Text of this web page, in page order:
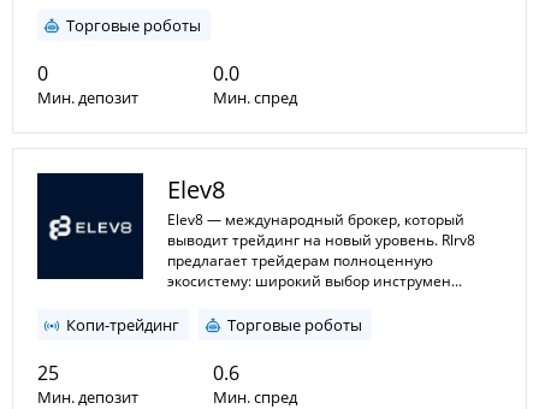
Торговые роботы
0
Мин. депозит
0.0
Мин. спред
Макс. плечо
Elev8
Elev8 — международный брокер, который
выводит трейдинг на новый уровень. Rlrv8
предлагает трейдерам полноценную
экосистему: широкий выбор инструмен...
Копи-трейдинг Торговые роботы
25
Мин. депозит
0.6
Мин. спред